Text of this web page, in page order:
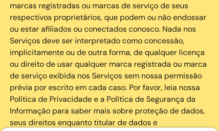
marcas registradas ou marcas de serviço de seus
respectivos proprietários, que podem ou não endossar
ou estar afiliados ou conectados conosco. Nada nos
Serviços deve ser interpretado como concessão,
implicitamente ou de outra forma, de qualquer licença
ou direito de usar qualquer marca registrada ou marca
de serviço exibida nos Serviços sem nossa permissão
prévia por escrito em cada caso. Por favor, leia nossa
Política de Privacidade e a Política de Segurança da
Informação para saber mais sobre proteção de dados,
seus direitos enquanto titular de dados e